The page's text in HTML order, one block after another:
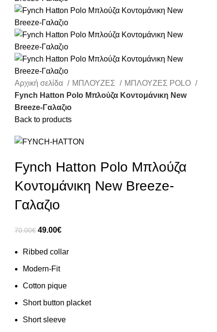
Αρχική σελίδα ΜΠΛΟΥΖΕΣ
ΜΠΛΟΥΖΕΣ POLO
Fynch Hatton Polo Μπλούζα Κοντομάνικη New
Breeze-Γαλαζιο
Back to products
Fynch Hatton Polo Μπλούζα
Κοντομάνικη New Breeze-
Γαλαζιο
70.00€ 49.00€
Ribbed collar
Modern-Fit
Cotton pique
Short button placket
Short sleeve